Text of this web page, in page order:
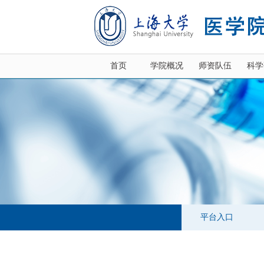
首页 学院概况 师资队伍 科
平台入口